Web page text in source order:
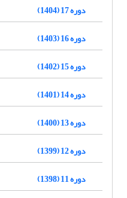
دوره 17 (1404)
دوره 16 (1403)
دوره 15 (1402)
دوره 14 (1401)
دوره 13 (1400)
دوره 12 (1399)
دوره 11 (1398)